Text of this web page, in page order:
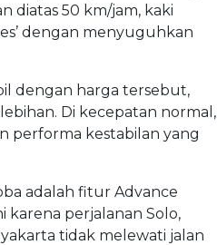
diatas 50 km/jam, kaki
dengan menyuguhkan
dengan harga tersebut,
Di kecepatan normal,
performa kestabilan yang
adalah fitur Advance
karena perjalanan Solo,
tidak melewati jalan